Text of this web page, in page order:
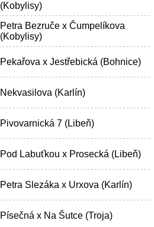
(Kobylisy)
Petra Bezruče x Čumpelíkova
(Kobylisy)
Pekařova x Jestřebická (Bohnice)
Nekvasilova (Karlín)
Pivovarnická 7 (Libeň)
Pod Labuťkou x Prosecká (Libeň)
Petra Slezáka x Urxova (Karlín)
Písečná x Na Šutce (Troja)